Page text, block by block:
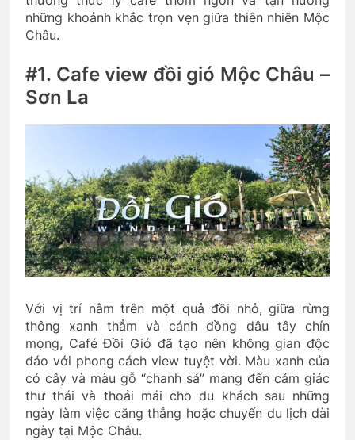
những khoảnh khắc trọn vẹn giữa thiên nhiên Mộc
Châu.
#1. Cafe view đồi gió Mộc Châu –
Sơn La
Với vị trí nằm trên một quả đồi nhỏ, giữa rừng
thông xanh thẳm và cánh đồng dâu tây chín
mọng, Café Đồi Gió đã tạo nên không gian độc
đáo với phong cách view tuyệt vời. Màu xanh của
cỏ cây và màu gỗ “chanh sả” mang đến cảm giác
thư thái và thoải mái cho du khách sau những
ngày làm việc căng thẳng hoặc chuyến du lịch dài
ngày tại Mộc Châu.